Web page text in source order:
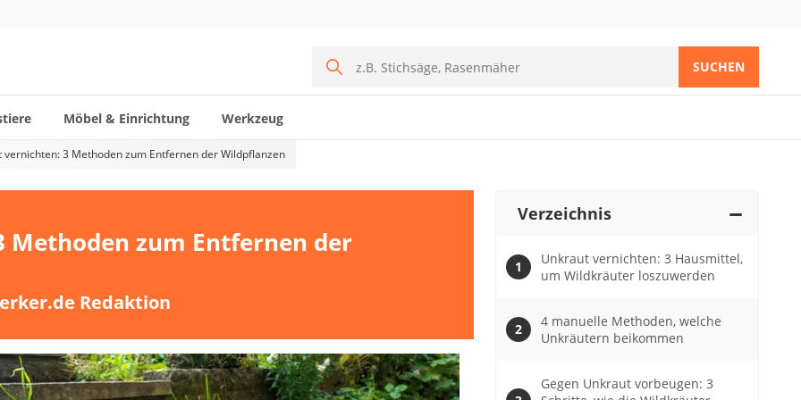
SUCHEN
Möbel & Einrichtung Werkzeug
vernichten: 3 Methoden zum Entfernen der Wildpflanzen
zum Entfernen der
Redaktion
Verzeichnis
Unkraut vernichten: 3 Hausmittel,
um Wildkräuter loszuwerden
4 manuelle Methoden, welche
Unkräutern beikommen
Gegen Unkraut vorbeugen: 3